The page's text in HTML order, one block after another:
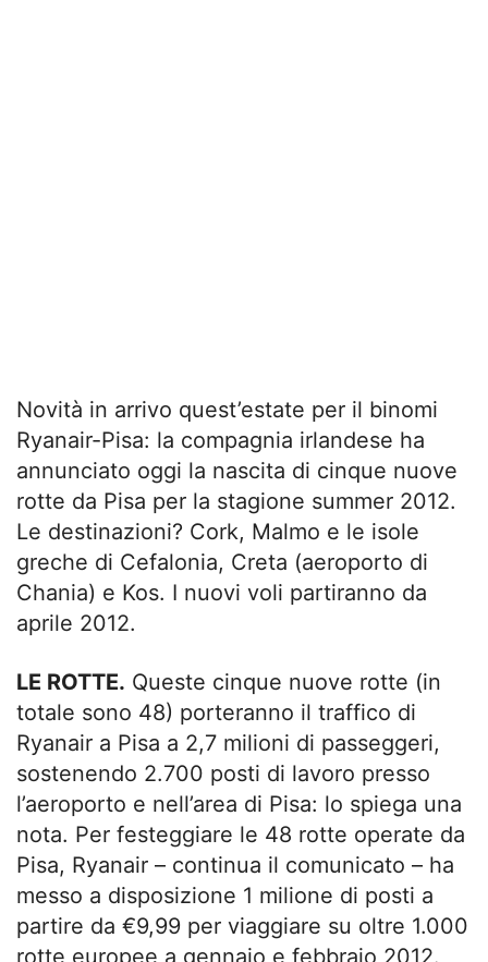
Novità in arrivo quest’estate per il binomi
Ryanair-Pisa: la compagnia irlandese ha
annunciato oggi la nascita di cinque nuove
rotte da Pisa per la stagione summer 2012.
Le destinazioni? Cork, Malmo e le isole
greche di Cefalonia, Creta (aeroporto di
Chania) e Kos. I nuovi voli partiranno da
aprile 2012.
LE ROTTE. Queste cinque nuove rotte (in
totale sono 48) porteranno il traffico di
Ryanair a Pisa a 2,7 milioni di passeggeri,
sostenendo 2.700 posti di lavoro presso
l’aeroporto e nell’area di Pisa: lo spiega una
nota. Per festeggiare le 48 rotte operate da
Pisa, Ryanair – continua il comunicato – ha
messo a disposizione 1 milione di posti a
partire da €9,99 per viaggiare su oltre 1.000
rotte europee a gennaio e febbraio 2012.